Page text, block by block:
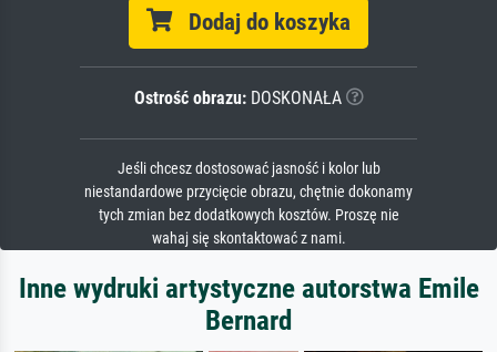
Dodaj do koszyka
Ostrość obrazu:DOSKONAŁA
Jeśli chcesz dostosować jasność i kolor lub
niestandardowe przycięcie obrazu, chętnie dokonamy
tych zmian bez dodatkowych kosztów. Proszę nie
wahaj się skontaktować z nami.
Inne wydruki artystyczne autorstwa Emile
Bernard